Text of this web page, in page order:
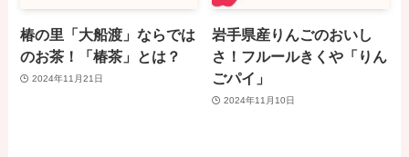
椿の里「大船渡」ならでは
のお茶！「椿茶」とは？
2024年11月21日
岩手県産りんごのおいし
さ！フルールきくや「りん
ごパイ」
2024年11月10日